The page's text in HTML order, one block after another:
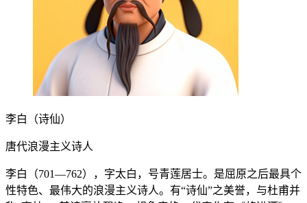
李白 （诗仙）
唐代浪漫主义诗人
李白（701—762），字太白，号青莲居士。是屈原之后最具个
性特色、最伟大的浪漫主义诗人。有“诗仙”之美誉，与杜甫并